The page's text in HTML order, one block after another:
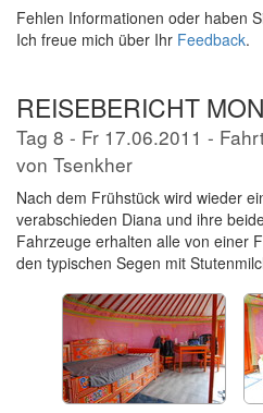
Fehlen Informationen oder haben
Ich freue mich über Ihr Feedback.
REISEBERICHT
Tag 8 - Fr 17.06.2011 -
von Tsenkher
Nach dem Frühstück wird wieder
verabschieden Diana und ihre
Fahrzeuge erhalten alle von einer
den typischen Segen mit